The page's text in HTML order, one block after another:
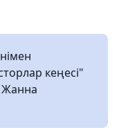
кеңесі"